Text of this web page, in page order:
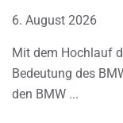
6. August 2026
Mit dem Hochlauf
Bedeutung des
den BMW